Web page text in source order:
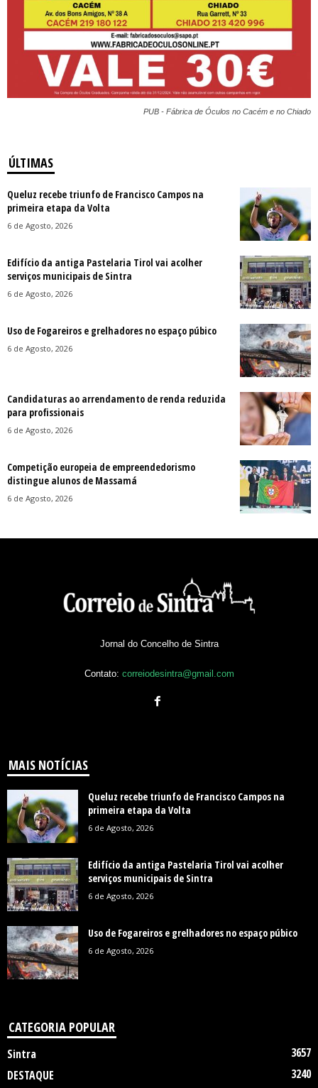
PUB - Fábrica de Óculos no Cacém e no Chiado
ÚLTIMAS
Queluz recebe triunfo de Francisco Campos na
primeira etapa da Volta
6 de Agosto, 2026
Edifício da antiga Pastelaria Tirol vai acolher
serviços municipais de Sintra
6 de Agosto, 2026
Uso de Fogareiros e grelhadores no espaço púbico
6 de Agosto, 2026
Candidaturas ao arrendamento de renda reduzida
para profissionais
6 de Agosto, 2026
Competição europeia de empreendedorismo
distingue alunos de Massamá
6 de Agosto, 2026
Jornal do Concelho de Sintra
Contato: correiodesintra@gmail.com
MAIS NOTÍCIAS
Queluz recebe triunfo de Francisco Campos na
primeira etapa da Volta
6 de Agosto, 2026
Edifício da antiga Pastelaria Tirol vai acolher
serviços municipais de Sintra
6 de Agosto, 2026
Uso de Fogareiros e grelhadores no espaço púbico
6 de Agosto, 2026
CATEGORIA POPULAR
Sintra
3657
DESTAQUE
3240